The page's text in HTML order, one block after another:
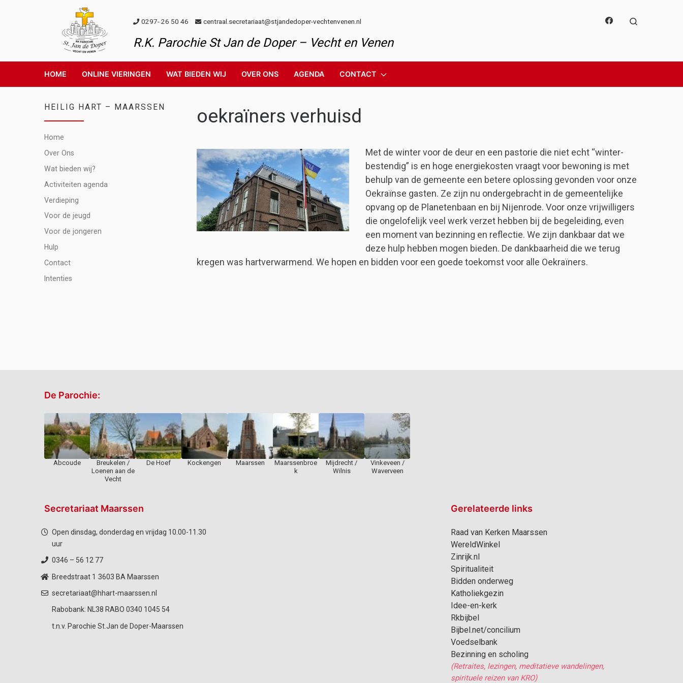
0297- 26 50 46 centraal.secretariaat@stjandedoper-vechtenvenen.nl
R.K. Parochie St Jan de Doper – Vecht en Venen
HOME ONLINE VIERINGEN WAT BIEDEN WIJ OVER ONS AGENDA CONTACT
oekraïners verhuisd
Met de winter voor de deur en een pastorie die niet echt “winter-
bestendig” is en hoge energiekosten vraagt voor bewoning is met
behulp van de gemeente een betere oplossing gevonden voor onze
Oekraïnse gasten. Ze zijn nu ondergebracht in de gemeentelijke
opvang op de Planetenbaan en bij Nijenrode. Voor onze vrijwilligers
die ongelofelijk veel werk verzet hebben bij de begeleiding, even
een moment van bezinning en reflectie. We zijn dankbaar dat we
deze hulp hebben mogen bieden. De dankbaarheid die we terug
kregen was hartverwarmend. We hopen en bidden voor een goede toekomst voor alle Oekraïners.
HEILIG HART – MAARSSEN
Home
Over Ons
Wat bieden wij?
Activiteiten agenda
Verdieping
Voor de jeugd
Voor de jongeren
Hulp
Contact
Intenties
De Parochie:
Abcoude
Breukelen /
Loenen aan de
Vecht
De Hoef Kockengen Maarssen
Maarssenbroe
k
Mijdrecht /
Wilnis
Vinkeveen /
Waverveen
Secretariaat Maarssen
Open dinsdag, donderdag en vrijdag 10.00-11.30
uur
0346 – 56 12 77
Breedstraat 1 3603 BA Maarssen
secretariaat@hhart-maarssen.nl
Rabobank: NL38 RABO 0340 1045 54
t.n.v. Parochie St.Jan de Doper-Maarssen
Gerelateerde links
Raad van Kerken Maarssen
WereldWinkel
Zinrijk.nl
Spiritualiteit
Bidden onderweg
Katholiekgezin
Idee-en-kerk
Rkbijbel
Bijbel.net/concilium
Voedselbank
Bezinning en scholing
(Retraites, lezingen, meditatieve wandelingen,
spirituele reizen van KRO)